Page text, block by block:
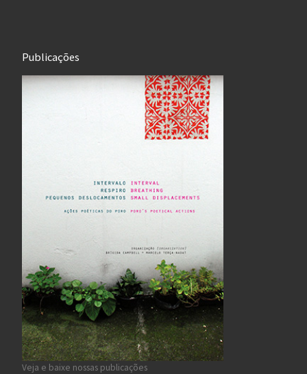
Publicações
Veja e baixe nossas publicações